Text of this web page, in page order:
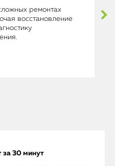
ремонтах
восстановление
за 30 минут